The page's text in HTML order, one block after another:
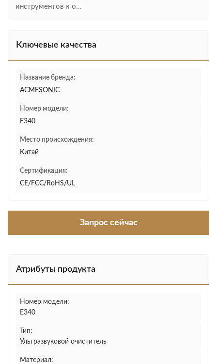
инструментов и о...
Ключевые качества
Название бренда:
ACMESONIC
Номер модели:
E340
Место происхождения:
Китай
Сертификация:
CE/FCC/RoHS/UL
Запрос сейчас
Атрибуты продукта
Номер модели:
E340
Тип:
Ультразвуковой очиститель
Материал: